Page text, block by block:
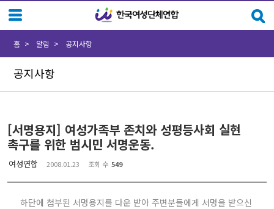
공지사항
홈 알림 공지사항
[서명용지] 여성가족부 존치와 성평등사회 실현
촉구를 위한 범시민 서명운동.
여성연합 2008.01.23 조회 수 549
하단에 첨부된 서명용지를 다운 받아 주변분들에게 서명을 받으신